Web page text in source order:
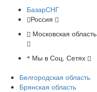
БазарСНГ
Россия
Московская область
Мы в Соц. Сетях
Белгородская область
Брянская область